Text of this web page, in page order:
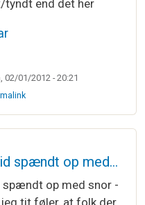
tyndt end det her
02/01/2012 - 20:21
spændt op med…
spændt op med snor -